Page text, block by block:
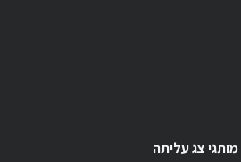
צג עליתה